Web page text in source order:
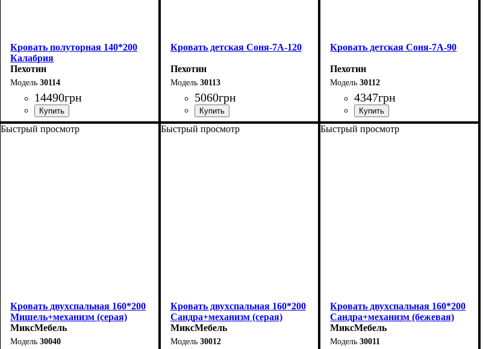
Кровать полуторная 140*200
Калабрия
Пехотин
30114
14490грн
Кровать детская Соня-7А-120
Пехотин
30113
5060грн
Кровать детская Соня-7А-90
Пехотин
30112
4347грн
Быстрый просмотр
Кровать двухспальная 160*200
Мишель+механизм (серая)
МиксМебель
30040
Быстрый просмотр
Кровать двухспальная 160*200
Сандра+механизм (серая)
МиксМебель
30012
Быстрый просмотр
Кровать двухспальная 160*200
Сандра+механизм (бежевая)
МиксМебель
30011